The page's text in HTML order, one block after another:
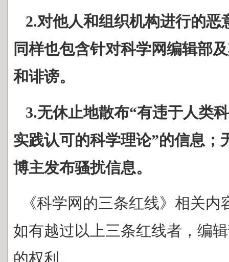
2.对他人和组织机构进行的恶
同样也包含针对科学网编辑部
和诽谤。
3.无休止地散布“有违于人类
实践认可的科学理论”的信息；
博主发布骚扰信息。
《科学网的三条红线》相关内
如有越过以上三条红线者，编